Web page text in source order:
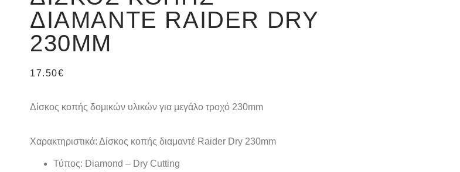
ΔΙΑΜΑΝΤΈ RAIDER DRY
230MM
17.50€
Δίσκος κοπής δομικών υλικών για μεγάλο τροχό 230mm
Χαρακτηριστικά: Δίσκος κοπής διαμαντέ Raider Dry 230mm
Τύπος: Diamond – Dry Cutting